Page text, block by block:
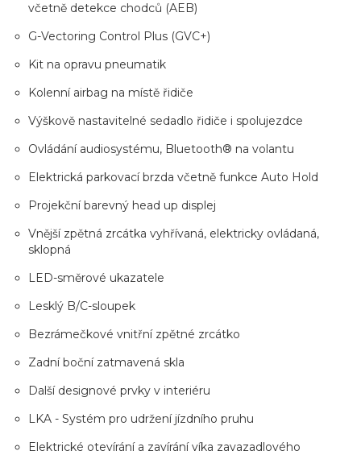
včetně detekce chodců (AEB)
G-Vectoring Control Plus (GVC+)
Kit na opravu pneumatik
Kolenní airbag na místě řidiče
Výškově nastavitelné sedadlo řidiče i spolujezdce
Ovládání audiosystému, Bluetooth® na volantu
Elektrická parkovací brzda včetně funkce Auto Hold
Projekční barevný head up displej
Vnější zpětná zrcátka vyhřívaná, elektricky ovládaná,
sklopná
LED-směrové ukazatele
Lesklý B/C-sloupek
Bezrámečkové vnitřní zpětné zrcátko
Zadní boční zatmavená skla
Další designové prvky v interiéru
LKA - Systém pro udržení jízdního pruhu
Elektrické otevírání a zavírání víka zavazadlového